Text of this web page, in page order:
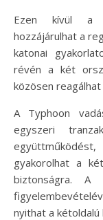
Ezen kívül a
hozzájárulhat a
katonai
révén a két
közösen reagálhat
A Typhoon
egyszeri
gyakorolhat a
biztonságra. A
nyithat a kétoldalú